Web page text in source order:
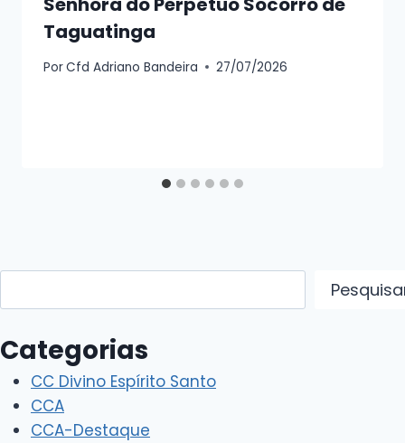
Taguatinga
PorCfd Adriano Bandeira 27/07/2026
Categorias
CC Divino Espírito Santo
CCA
CCA-Destaque